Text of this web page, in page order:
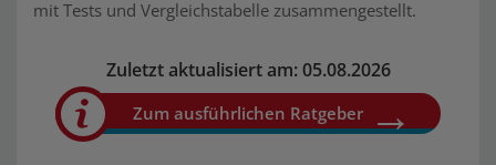
mit Tests und Vergleichstabelle zusammengestellt.
Zuletzt aktualisiert am: 05.08.2026
Zum ausführlichen Ratgeber